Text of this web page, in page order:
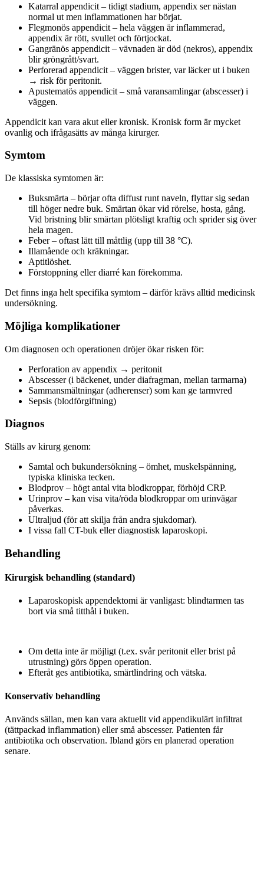
Katarral appendicit – tidigt stadium, appendix ser nästan
normal ut men inflammationen har börjat.
Flegmonös appendicit – hela väggen är inflammerad,
appendix är rött, svullet och förtjockat.
Gangränös appendicit – vävnaden är död (nekros), appendix
blir gröngrått/svart.
Perforerad appendicit – väggen brister, var läcker ut i buken
→ risk för peritonit.
Apustematös appendicit – små varansamlingar (abscesser) i
väggen.
Appendicit kan vara akut eller kronisk. Kronisk form är mycket
ovanlig och ifrågasätts av många kirurger.
Symtom
De klassiska symtomen är:
Buksmärta – börjar ofta diffust runt naveln, flyttar sig sedan
till höger nedre buk. Smärtan ökar vid rörelse, hosta, gång.
Vid bristning blir smärtan plötsligt kraftig och sprider sig över
hela magen.
Feber – oftast lätt till måttlig (upp till 38 °C).
Illamående och kräkningar.
Aptitlöshet.
Förstoppning eller diarré kan förekomma.
Det finns inga helt specifika symtom – därför krävs alltid medicinsk
undersökning.
Möjliga komplikationer
Om diagnosen och operationen dröjer ökar risken för:
Perforation av appendix → peritonit
Abscesser (i bäckenet, under diafragman, mellan tarmarna)
Sammansmältningar (adherenser) som kan ge tarmvred
Sepsis (blodförgiftning)
Diagnos
Ställs av kirurg genom:
Samtal och bukundersökning – ömhet, muskelspänning,
typiska kliniska tecken.
Blodprov – högt antal vita blodkroppar, förhöjd CRP.
Urinprov – kan visa vita/röda blodkroppar om urinvägar
påverkas.
Ultraljud (för att skilja från andra sjukdomar).
I vissa fall CT-buk eller diagnostisk laparoskopi.
Behandling
Kirurgisk behandling (standard)
Laparoskopisk appendektomi är vanligast: blindtarmen tas
bort via små titthål i buken.
Om detta inte är möjligt (t.ex. svår peritonit eller brist på
utrustning) görs öppen operation.
Efteråt ges antibiotika, smärtlindring och vätska.
Konservativ behandling
Används sällan, men kan vara aktuellt vid appendikulärt infiltrat
(tättpackad inflammation) eller små abscesser. Patienten får
antibiotika och observation. Ibland görs en planerad operation
senare.